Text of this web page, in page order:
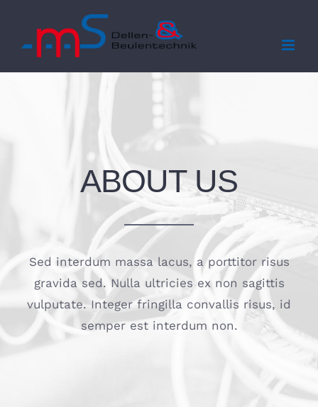
springen
ABOUT US
Sed interdum massa lacus, a porttitor risus
gravida sed. Nulla ultricies ex non sagittis
vulputate. Integer fringilla convallis risus, id
semper est interdum non.